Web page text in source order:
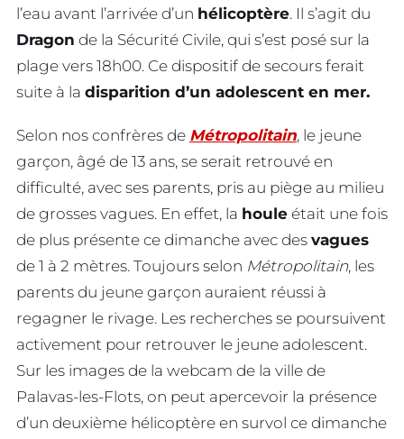
l’eau avant l’arrivée d’un hélicoptère. Il s’agit du
Dragon de la Sécurité Civile, qui s’est posé sur la
plage vers 18h00. Ce dispositif de secours ferait
suite à la disparition d’un adolescent en mer.
Selon nos confrères de Métropolitain, le jeune
garçon, âgé de 13 ans, se serait retrouvé en
difficulté, avec ses parents, pris au piège au milieu
de grosses vagues. En effet, la houle était une fois
de plus présente ce dimanche avec des vagues
de 1 à 2 mètres. Toujours selon Métropolitain, les
parents du jeune garçon auraient réussi à
regagner le rivage. Les recherches se poursuivent
activement pour retrouver le jeune adolescent.
Sur les images de la webcam de la ville de
Palavas-les-Flots, on peut apercevoir la présence
d’un deuxième hélicoptère en survol ce dimanche